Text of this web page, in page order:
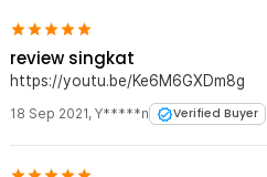
review singkat
https://youtu.be/Ke6M6GXDm8g
18 Sep 2021, Y*****n Verified Buyer